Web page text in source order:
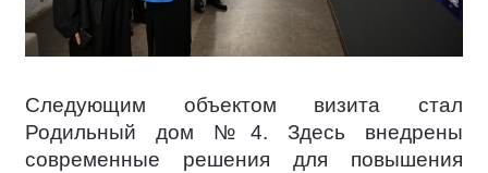
Следующим объектом визита стал
Родильный дом №4. Здесь внедрены
современные решения для повышения